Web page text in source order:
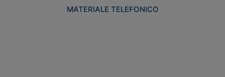
MATERIALE TELEFONICO